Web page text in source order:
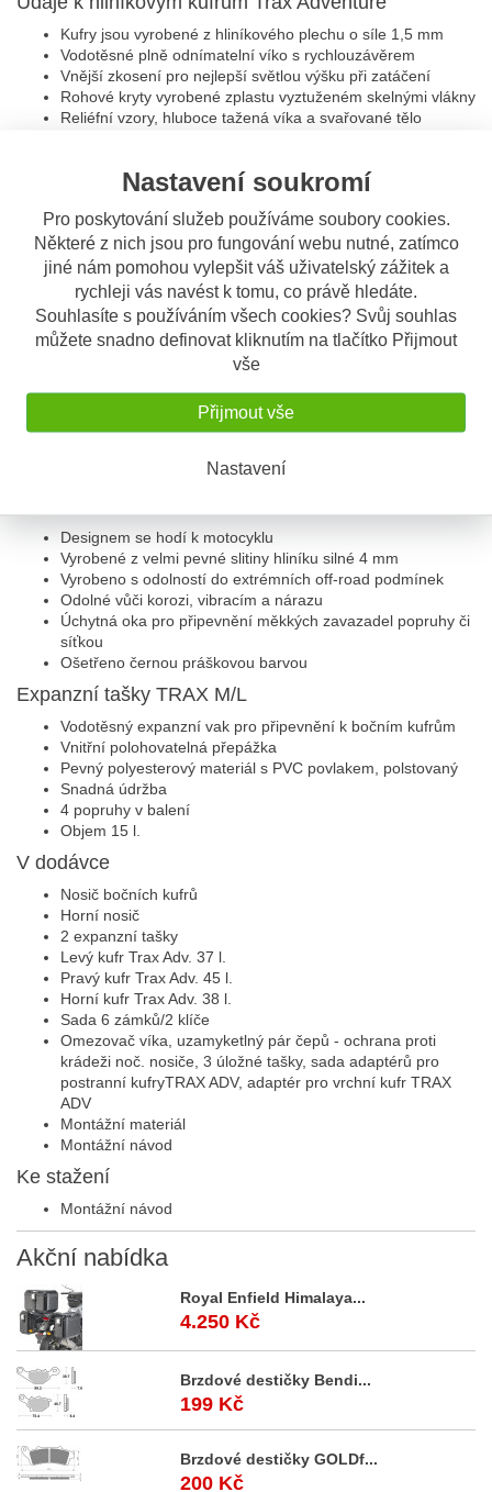
Nastavení soukromí
Pro poskytování služeb používáme soubory cookies.
Některé z nich jsou pro fungování webu nutné, zatímco
jiné nám pomohou vylepšit váš uživatelský zážitek a
rychleji vás navést k tomu, co právě hledáte.
Souhlasíte s používáním všech cookies? Svůj souhlas
můžete snadno definovat kliknutím na tlačítko Přijmout
vše
Přijmout vše
Nastavení
Kufry jsou vyrobené z hliníkového plechu o síle 1,5 mm
Vodotěsné plně odnímatelní víko s rychlouzávěrem
Vnější zkosení pro nejlepší světlou výšku při zatáčení
Rohové kryty vyrobené zplastu vyztuženém skelnými vlákny
Reliéfní vzory, hluboce tažená víka a svařované tělo
Vyměnitelné těsnění
stany nebo tašky na příslušenství, které jsou součástí
dodávky)
Ochrana proti oxidaci a oděru práškovou barvou (černý
model) nebo eloxování (stříbrný model)
Údaje k bočnímu nosiči PRO:
Odnímatelný nosič bočních kufrů Quick-Lock PRO
Ochrana proti krádeži zabraňuje nežádoucímu odstranění
Vyrobeno z oválné trubky
Materiál ocel s povrchovou úpravou práškovou barvou
Designem se hodí k motocyklu
Vyrobené z velmi pevné slitiny hliníku silné 4 mm
Vyrobeno s odolností do extrémních off-road podmínek
Odolné vůči korozi, vibracím a nárazu
Úchytná oka pro připevnění měkkých zavazadel popruhy či
síťkou
Ošetřeno černou práškovou barvou
Expanzní tašky TRAX M/L
Vodotěsný expanzní vak pro připevnění k bočním kufrům
Vnitřní polohovatelná přepážka
Pevný polyesterový materiál s PVC povlakem, polstovaný
Snadná údržba
4 popruhy v balení
Objem 15 l.
V dodávce
Nosič bočních kufrů
Horní nosič
2 expanzní tašky
Levý kufr Trax Adv. 37 l.
Pravý kufr Trax Adv. 45 l.
Horní kufr Trax Adv. 38 l.
Sada 6 zámků/2 klíče
Omezovač víka, uzamyketlný pár čepů - ochrana proti
krádeži noč. nosiče, 3 úložné tašky, sada adaptérů pro
postranní kufryTRAX ADV, adaptér pro vrchní kufr TRAX
ADV
Montážní materiál
Montážní návod
Ke stažení
Montážní návod
Akční nabídka
Royal Enfield Himalaya...
4.250 Kč
Brzdové destičky Bendi...
199 Kč
Brzdové destičky GOLDf...
200 Kč